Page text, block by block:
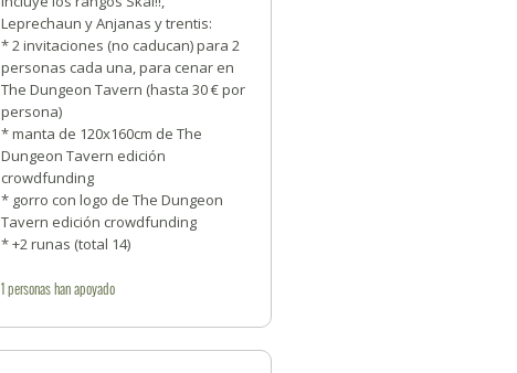
Leprechaun y Anjanas y trentis:
* 2 invitaciones (no caducan) para 2
personas cada una, para cenar en
The Dungeon Tavern (hasta 30 € por
persona)
* manta de 120x160cm de The
Dungeon Tavern edición
crowdfunding
* gorro con logo de The Dungeon
Tavern edición crowdfunding
* +2 runas (total 14)
1personashan apoyado